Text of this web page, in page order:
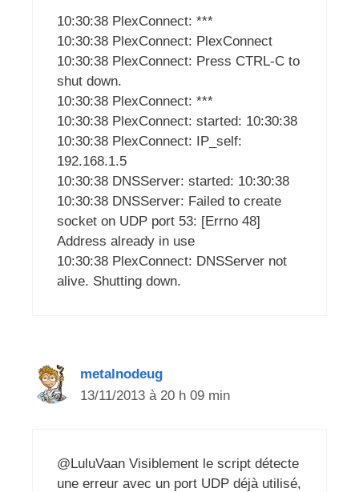
10:30:38 PlexConnect: ***
10:30:38 PlexConnect: PlexConnect
10:30:38 PlexConnect: Press CTRL-C to
shut down.
10:30:38 PlexConnect: ***
10:30:38 PlexConnect: started: 10:30:38
10:30:38 PlexConnect: IP_self:
192.168.1.5
10:30:38 DNSServer: started: 10:30:38
10:30:38 DNSServer: Failed to create
socket on UDP port 53: [Errno 48]
Address already in use
10:30:38 PlexConnect: DNSServer not
alive. Shutting down.
metalnodeug
13/11/2013 à 20 h 09 min
@LuluVaan Visiblement le script détecte
une erreur avec un port UDP déjà utilisé,